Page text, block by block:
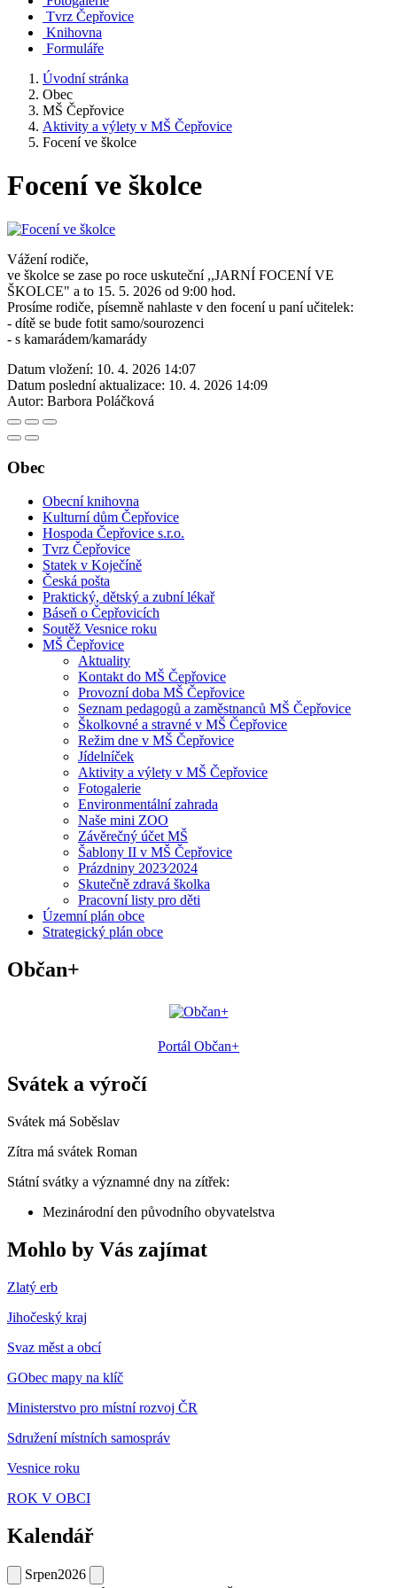
Tvrz Čepřovice
Knihovna
Formuláře
Úvodní stránka
Obec
MŠ Čepřovice
Aktivity a výlety v MŠ Čepřovice
Focení ve školce
Focení ve školce
Vážení rodiče,
ve školce se zase po roce uskuteční ,,JARNÍ FOCENÍ VE
ŠKOLCE" a to 15. 5. 2026 od 9:00 hod.
Prosíme rodiče, písemně nahlaste v den focení u paní učitelek:
- dítě se bude fotit samo/sourozenci
- s kamarádem/kamarády
Datum vložení: 10. 4. 2026 14:07
Datum poslední aktualizace: 10. 4. 2026 14:09
Autor: Barbora Poláčková
Obec
Obecní knihovna
Kulturní dům Čepřovice
Hospoda Čepřovice s.r.o.
Tvrz Čepřovice
Statek v Koječíně
Česká pošta
Praktický, dětský a zubní lékař
Báseň o Čepřovicích
Soutěž Vesnice roku
MŠ Čepřovice
Aktuality
Kontakt do MŠ Čepřovice
Provozní doba MŠ Čepřovice
Seznam pedagogů a zaměstnanců MŠ Čepřovice
Školkovné a stravné v MŠ Čepřovice
Režim dne v MŠ Čepřovice
Jídelníček
Aktivity a výlety v MŠ Čepřovice
Fotogalerie
Environmentální zahrada
Naše mini ZOO
Závěrečný účet MŠ
Šablony II v MŠ Čepřovice
Prázdniny 2023⁄2024
Skutečně zdravá školka
Pracovní listy pro děti
Územní plán obce
Strategický plán obce
Občan+
Portál Občan+
Svátek a výročí
Svátek má Soběslav
Zítra má svátek Roman
Státní svátky a významné dny na zítřek:
Mezinárodní den původního obyvatelstva
Mohlo by Vás zajímat
Zlatý erb
Jihočeský kraj
Svaz měst a obcí
GObec mapy na klíč
Ministerstvo pro místní rozvoj ČR
Sdružení místních samospráv
Vesnice roku
ROK V OBCI
Kalendář
Srpen2026